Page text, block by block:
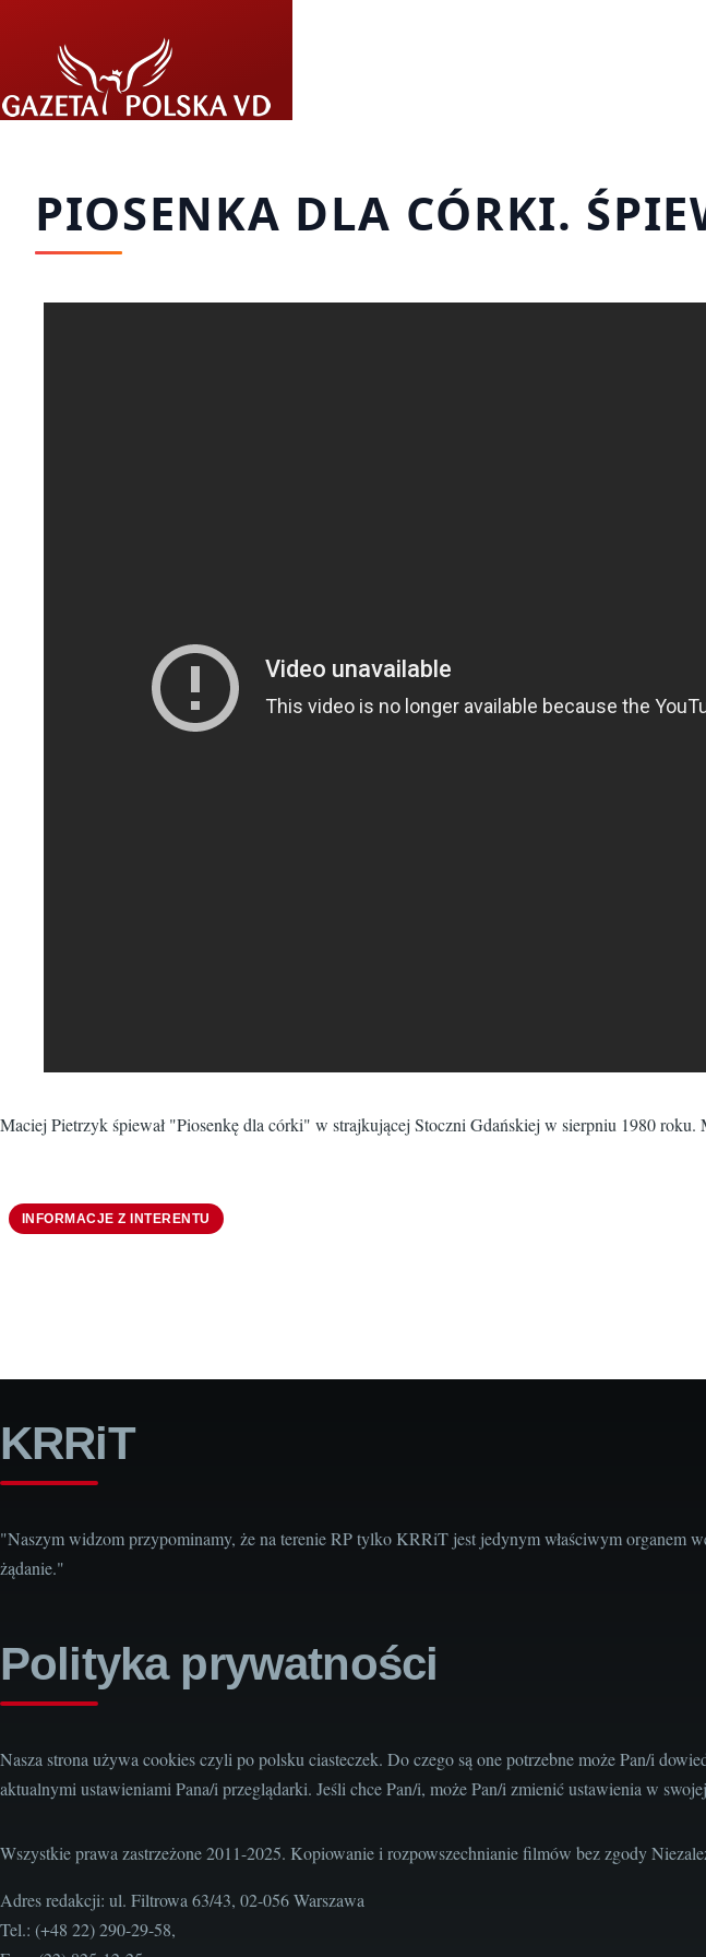
PIOSENKA DLA CÓRKI.
Maciej Pietrzyk śpiewał "Piosenkę dla córki" w strajkującej Stoczni Gdańskiej w sierpniu 1980
INFORMACJE Z INTERENTU
KRRiT
"Naszym widzom przypominamy, że na terenie RP tylko KRRiT jest jedynym właściwym organem
żądanie."
Polityka prywatności
Nasza strona używa cookies czyli po polsku ciasteczek. Do czego są one potrzebne może Pan/i
aktualnymi ustawieniami Pana/i przeglądarki. Jeśli chce Pan/i, może Pan/i zmienić ustawienia w
Wszystkie prawa zastrzeżone 2011-2025. Kopiowanie i rozpowszechnianie filmów bez zgody
Adres redakcji: ul. Filtrowa 63/43, 02-056 Warszawa
Tel.: (+48 22) 290-29-58,